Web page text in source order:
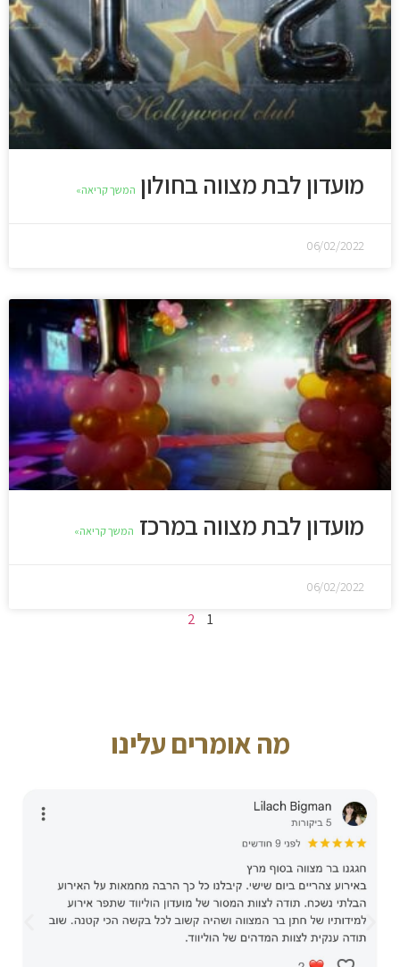
מועדון לבת מצווה בחולון המשך קריאה»
06/02/2022
מועדון לבת מצווה במרכז המשך קריאה»
06/02/2022
1
2
מה אומרים עלינו